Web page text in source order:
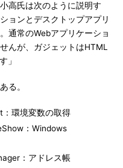
高氏は次のように説明す
ョンとデスクトップアプリ
通常のWebアプリケーショ
んが、ガジェットはHTML
」
る。
環境変数の取得
：Windows
：アドレス帳